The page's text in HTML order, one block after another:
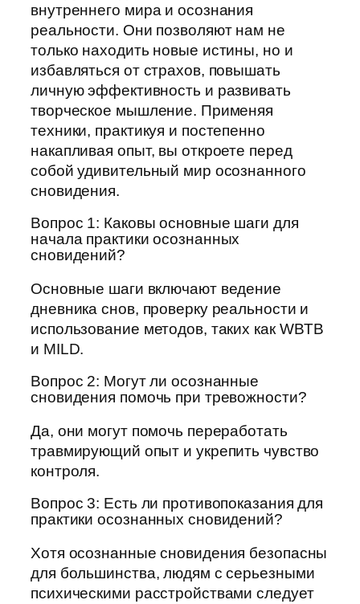
внутреннего мира и осознания
реальности. Они позволяют нам не
только находить новые истины, но и
избавляться от страхов, повышать
личную эффективность и развивать
творческое мышление. Применяя
техники, практикуя и постепенно
накапливая опыт, вы откроете перед
собой удивительный мир осознанного
сновидения.
Вопрос 1: Каковы основные шаги для
начала практики осознанных
сновидений?
Основные шаги включают ведение
дневника снов, проверку реальности и
использование методов, таких как WBTB
и MILD.
Вопрос 2: Могут ли осознанные
сновидения помочь при тревожности?
Да, они могут помочь переработать
травмирующий опыт и укрепить чувство
контроля.
Вопрос 3: Есть ли противопоказания для
практики осознанных сновидений?
Хотя осознанные сновидения безопасны
для большинства, людям с серьезными
психическими расстройствами следует